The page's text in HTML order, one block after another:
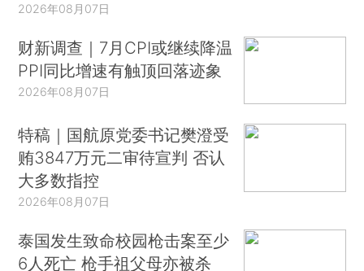
2026年08月07日
财新调查｜7月CPI或继续降温
PPI同比增速有触顶回落迹象
2026年08月07日
特稿｜国航原党委书记樊澄受
贿3847万元二审待宣判 否认
大多数指控
2026年08月07日
泰国发生致命校园枪击案至少
6人死亡 枪手祖父母亦被杀